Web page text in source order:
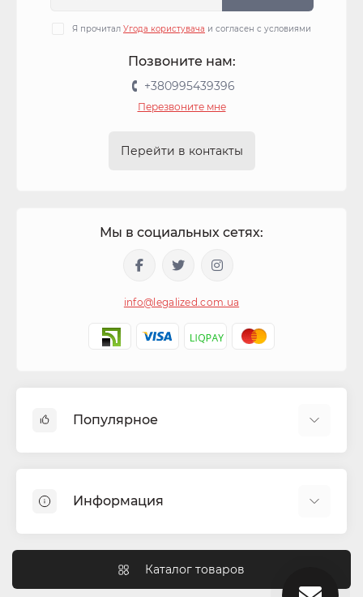
Я прочитал Угода користувача и согласен с условиями
Позвоните нам:
+380995439396
Перезвоните мне
Перейти в контакты
Мы в социальных сетях:
info@legalized.com.ua
Популярное
Бонги
Фильтра для самокруток
Гильзы для сигарет
Гриндеры (крешеры)
Информация
Как работают перколяторы в бонге?
Чем отличается индика от сативы
Каталог товаров